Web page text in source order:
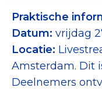
Praktische
Datum: vrijdag
Locatie:
Amsterdam. Dit
Deelnemers